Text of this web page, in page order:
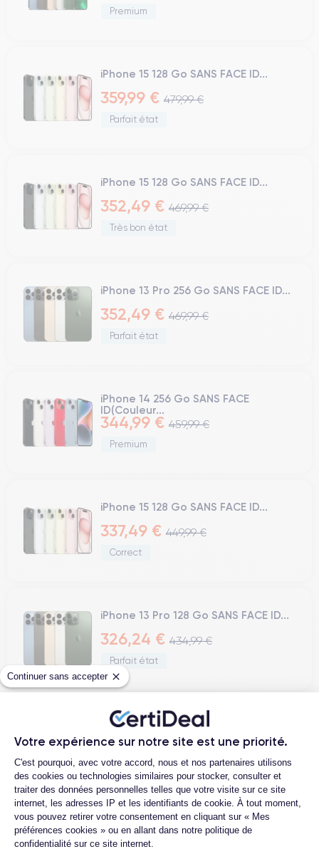
Continuer sans accepter
Votre expérience sur notre site est une priorité.
Plateforme de Gestion du
C'est pourquoi, avec votre accord, nous et nos partenaires utilisons
des cookies ou technologies similaires pour stocker, consulter et
traiter des données personnelles telles que votre visite sur ce site
internet, les adresses IP et les identifiants de cookie. À tout moment,
vous pouvez retirer votre consentement en cliquant sur « Mes
préférences cookies » ou en allant dans notre politique de
confidentialité sur ce site internet.
Premium
iPhone 15 128 Go SANS FACE ID...
359,99 € 479,99 €
Parfait état
iPhone 15 128 Go SANS FACE ID...
352,49 € 469,99 €
Très bon état
iPhone 13 Pro 256 Go SANS FACE ID...
352,49 € 469,99 €
Parfait état
iPhone 14 256 Go SANS FACE
ID(Couleur...
344,99 € 459,99 €
Premium
iPhone 15 128 Go SANS FACE ID...
337,49 € 449,99 €
Correct
iPhone 13 Pro 128 Go SANS FACE ID...
326,24 € 434,99 €
Parfait état
iPhone 14 Plus 128 Go sans FACE ID...
314,99 €419,99 €
Parfait état
« précédent